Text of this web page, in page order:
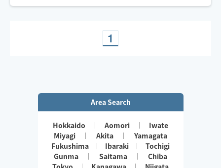
1
Area Search
Hokkaido Aomori
Iwate
Miyagi
Akita
Yamagata
Fukushima
Ibaraki
Tochigi
Gunma
Saitama
Chiba